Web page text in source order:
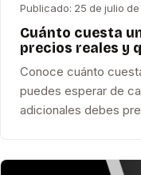
Publicado: 25 de julio
Cuánto cuesta
precios reales y
Conoce cuánto
puedes esperar de
adicionales debes